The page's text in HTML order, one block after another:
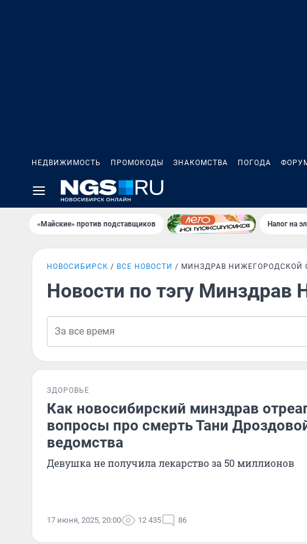
НЕДВИЖИМОСТЬ ПРОМОКОДЫ ЗНАКОМСТВА ПОГОДА
«Майские» против подставщиков Налог на
НОВОСИБИРСК ВСЕ НОВОСТИ МИНЗДРАВ НИЖЕГОРОДСКОЙ
Новости по тэгу Минздрав
ЗДОРОВЬЕ
Как новосибирский минздрав
вопросы про смерть Тани
ведомства
Девушка не получила лекарство за 50 миллионов
17 июня, 2025, 20:00 12 435 86